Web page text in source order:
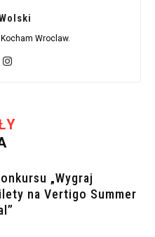
Wroclaw.
„Wygraj
na Vertigo Summer